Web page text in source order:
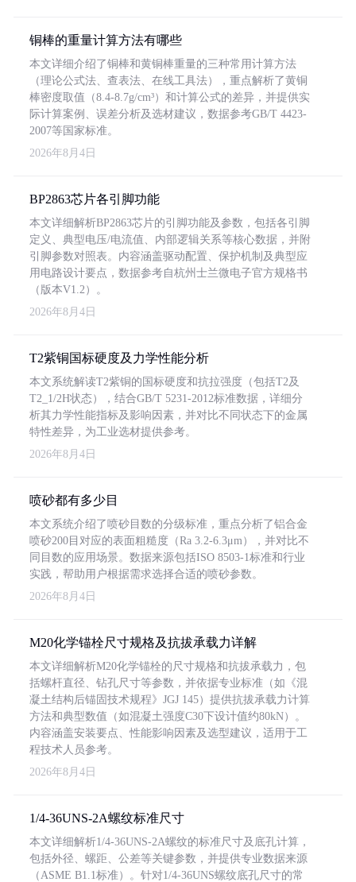
铜棒的重量计算方法有哪些
本文详细介绍了铜棒和黄铜棒重量的三种常用计算方法
（理论公式法、查表法、在线工具法），重点解析了黄铜
棒密度取值（8.4-8.7g/cm³）和计算公式的差异，并提供实
际计算案例、误差分析及选材建议，数据参考GB/T 4423-
2007等国家标准。
2026年8月4日
BP2863芯片各引脚功能
本文详细解析BP2863芯片的引脚功能及参数，包括各引脚
定义、典型电压/电流值、内部逻辑关系等核心数据，并附
引脚参数对照表。内容涵盖驱动配置、保护机制及典型应
用电路设计要点，数据参考自杭州士兰微电子官方规格书
（版本V1.2）。
2026年8月4日
T2紫铜国标硬度及力学性能分析
本文系统解读T2紫铜的国标硬度和抗拉强度（包括T2及
T2_1/2H状态），结合GB/T 5231-2012标准数据，详细分
析其力学性能指标及影响因素，并对比不同状态下的金属
特性差异，为工业选材提供参考。
2026年8月4日
喷砂都有多少目
本文系统介绍了喷砂目数的分级标准，重点分析了铝合金
喷砂200目对应的表面粗糙度（Ra 3.2-6.3μm），并对比不
同目数的应用场景。数据来源包括ISO 8503-1标准和行业
实践，帮助用户根据需求选择合适的喷砂参数。
2026年8月4日
M20化学锚栓尺寸规格及抗拔承载力详解
本文详细解析M20化学锚栓的尺寸规格和抗拔承载力，包
括螺杆直径、钻孔尺寸等参数，并依据专业标准（如《混
凝土结构后锚固技术规程》JGJ 145）提供抗拔承载力计算
方法和典型数值（如混凝土强度C30下设计值约80kN）。
内容涵盖安装要点、性能影响因素及选型建议，适用于工
程技术人员参考。
2026年8月4日
1/4-36UNS-2A螺纹标准尺寸
本文详细解析1/4-36UNS-2A螺纹的标准尺寸及底孔计算，
包括外径、螺距、公差等关键参数，并提供专业数据来源
（ASME B1.1标准）。针对1/4-36UNS螺纹底孔尺寸的常